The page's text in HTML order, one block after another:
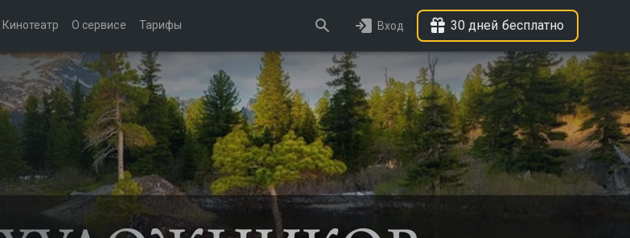
Кинотеатр О сервисе Тарифы Вход 30 дней бесплатно